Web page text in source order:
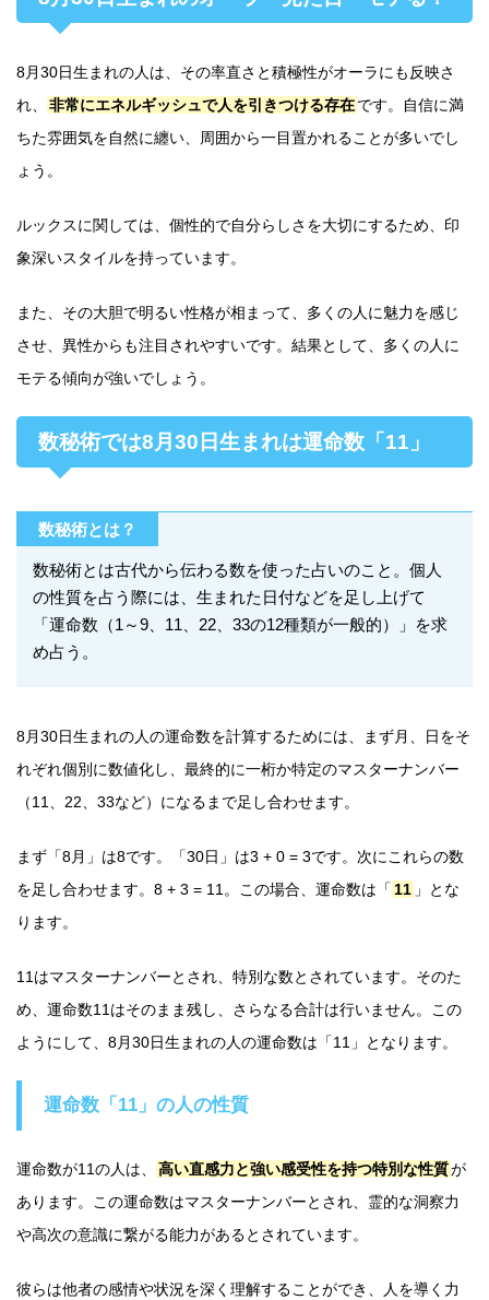
8月30日生まれの人は、その率直さと積極性がオーラにも反映さ
れ、
非常にエネルギッシュで人を引きつける存在です。自信に満
ちた雰囲気を自然に纏い、周囲から一目置かれることが多いでし
ょう。
ルックスに関しては、個性的で自分らしさを大切にするため、印
象深いスタイルを持っています。
また、その大胆で明るい性格が相まって、多くの人に魅力を感じ
させ、異性からも注目されやすいです。結果として、多くの人に
モテる傾向が強いでしょう。
数秘術では8月30日生まれは運命数「11」
数秘術とは？
数秘術とは古代から伝わる数を使った占いのこと。個人
の性質を占う際には、生まれた日付などを足し上げて
「運命数（1～9、11、22、33の12種類が一般的）」を求
め占う。
8月30日生まれの人の運命数を計算するためには、まず月、日をそ
れぞれ個別に数値化し、最終的に一桁か特定のマスターナンバー
（11、22、33など）になるまで足し合わせます。
まず「8月」は8です。「30日」は3 + 0 = 3です。次にこれらの数
を足し合わせます。8 + 3 = 11。この場合、運命数は「 11 」とな
ります。
11はマスターナンバーとされ、特別な数とされています。そのた
め、運命数11はそのまま残し、さらなる合計は行いません。この
ようにして、8月30日生まれの人の運命数は「11」となります。
運命数「11」の人の性質
運命数が11の人は、 高い直感力と強い感受性を持つ特別な性質が
あります。この運命数はマスターナンバーとされ、霊的な洞察力
や高次の意識に繋がる能力があるとされています。
彼らは他者の感情や状況を深く理解することができ、人を導く力